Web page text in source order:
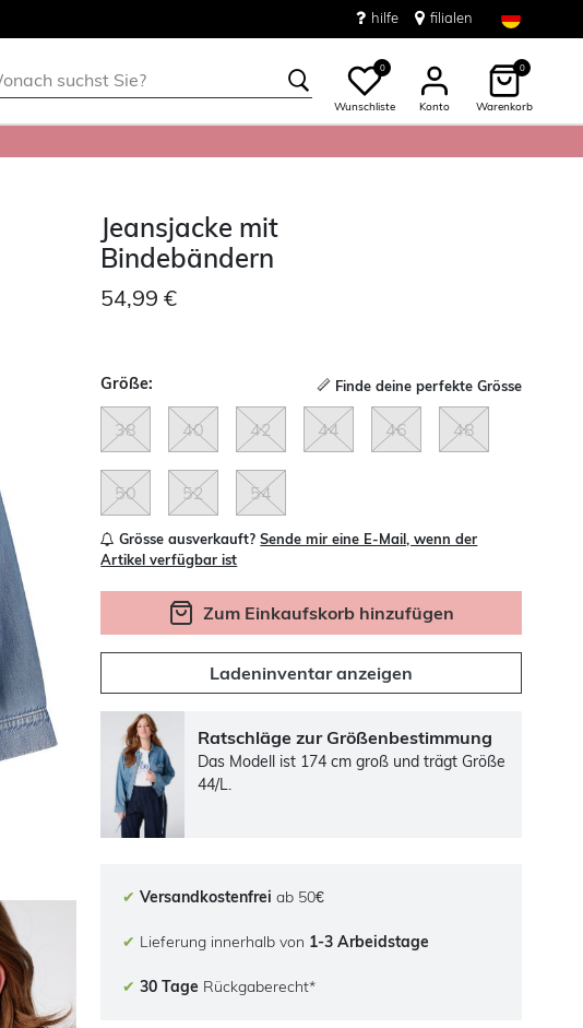
hilfe filialen
0
Wunschliste Konto
0
Warenkorb
Jeansjacke mit
Bindebändern
54,99 €
Größe: Finde deine perfekte Grösse
38 40 42 44 46 48
50 52 54
Grösse ausverkauft?Sende mir eine E-Mail, wenn der
Artikel verfügbar ist
Zum Einkaufskorb hinzufügen
Ladeninventar anzeigen
Ratschläge zur Größenbestimmung
Das Modell ist 174 cm groß und trägt Größe
44/L.
✔ Versandkostenfrei ab 50€
✔ Lieferung innerhalb von 1-3 Arbeidstage
✔ 30 Tage Rückgaberecht*